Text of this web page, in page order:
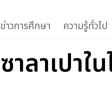
ข่าวการศึกษา ความรู้ทั่วไป
ซาลาเปาใ